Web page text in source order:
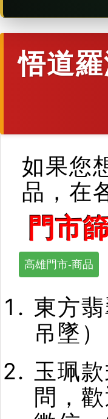
悟道
如果您
品，在
門市
高雄門市-商品
東方
吊墜）
玉珮
問，